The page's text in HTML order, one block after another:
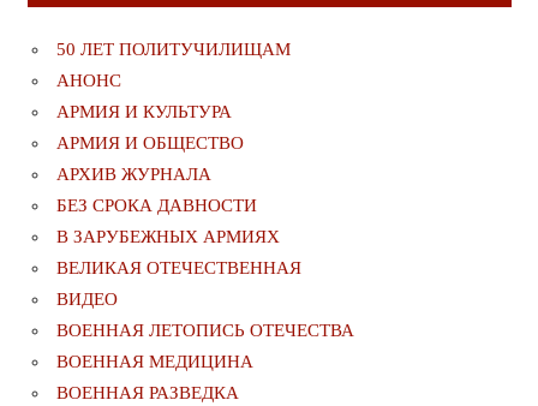
50 ЛЕТ ПОЛИТУЧИЛИЩАМ
АНОНС
АРМИЯ И КУЛЬТУРА
АРМИЯ И ОБЩЕСТВО
АРХИВ ЖУРНАЛА
БЕЗ СРОКА ДАВНОСТИ
В ЗАРУБЕЖНЫХ АРМИЯХ
ВЕЛИКАЯ ОТЕЧЕСТВЕННАЯ
ВИДЕО
ВОЕННАЯ ЛЕТОПИСЬ ОТЕЧЕСТВА
ВОЕННАЯ МЕДИЦИНА
ВОЕННАЯ РАЗВЕДКА